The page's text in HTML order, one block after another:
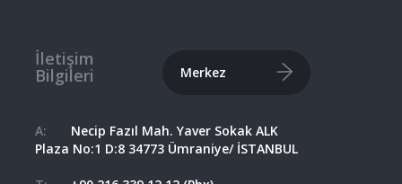
İletişim
Bilgileri Merkez
A:
Necip Fazıl Mah. Yaver Sokak ALK
Plaza No:1 D:8 34773 Ümraniye/ İSTANBUL